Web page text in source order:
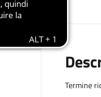
Termine